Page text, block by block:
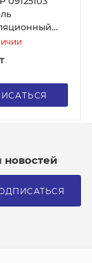
новостей